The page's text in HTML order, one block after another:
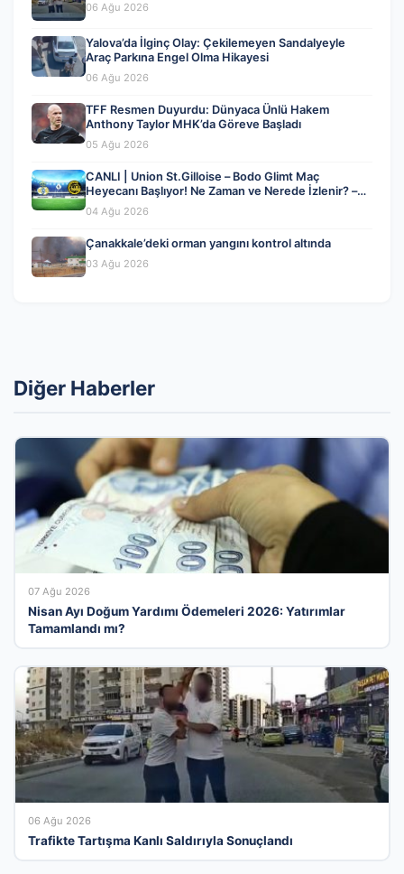
06 Ağu 2026
Yalova’da İlginç Olay: Çekilemeyen Sandalyeyle
Araç Parkına Engel Olma Hikayesi
06 Ağu 2026
TFF Resmen Duyurdu: Dünyaca Ünlü Hakem
Anthony Taylor MHK’da Göreve Başladı
05 Ağu 2026
CANLI | Union St.Gilloise – Bodo Glimt Maç
Heyecanı Başlıyor! Ne Zaman ve Nerede İzlenir? –
04 Ağustos 2026
04 Ağu 2026
Çanakkale’deki orman yangını kontrol altında
03 Ağu 2026
Diğer Haberler
07 Ağu 2026
Nisan Ayı Doğum Yardımı Ödemeleri 2026: Yatırımlar
Tamamlandı mı?
06 Ağu 2026
Trafikte Tartışma Kanlı Saldırıyla Sonuçlandı